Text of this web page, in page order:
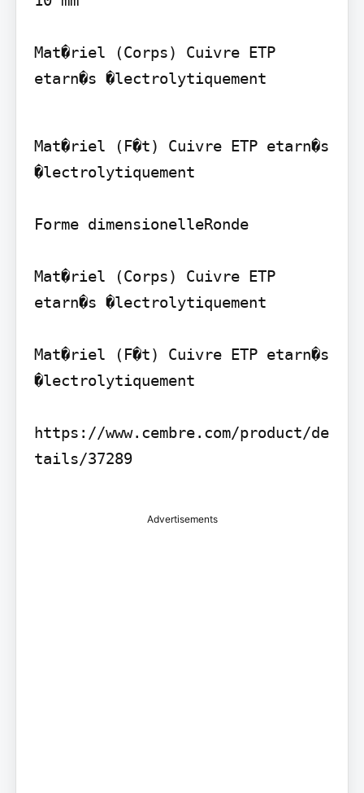
Mat�riel (Corps) Cuivre ETP
etarn�s �lectrolytiquement
Mat�riel (F�t) Cuivre ETP etarn�s
�lectrolytiquement
Forme dimensionelleRonde
Mat�riel (Corps) Cuivre ETP
etarn�s �lectrolytiquement
Mat�riel (F�t) Cuivre ETP etarn�s
�lectrolytiquement
https://www.cembre.com/product/de
tails/37289
Advertisements